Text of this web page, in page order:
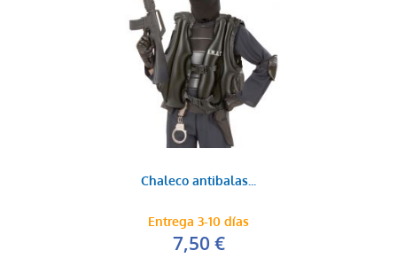
Chaleco antibalas...
Entrega 3-10 días
7,50 €